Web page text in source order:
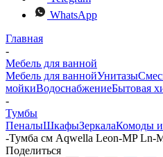
WhatsApp
Главная
-
Мебель для ванной
Мебель для ваннойУнитазы
мойкиВодоснабжениеБытовая
-
Тумбы
ПеналыШкафыЗеркалаКомоды
-Тумба см Aqwella Leon-MP Ln-
Поделиться